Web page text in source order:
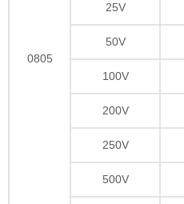
0805
25V
50V
100V
200V
250V
500V